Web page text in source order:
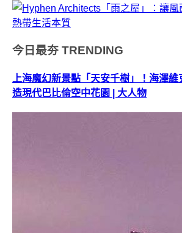
今日最夯 TRENDING
上海魔幻新景點「天安千樹」！海澤
造現代巴比倫空中花園 | 大人物